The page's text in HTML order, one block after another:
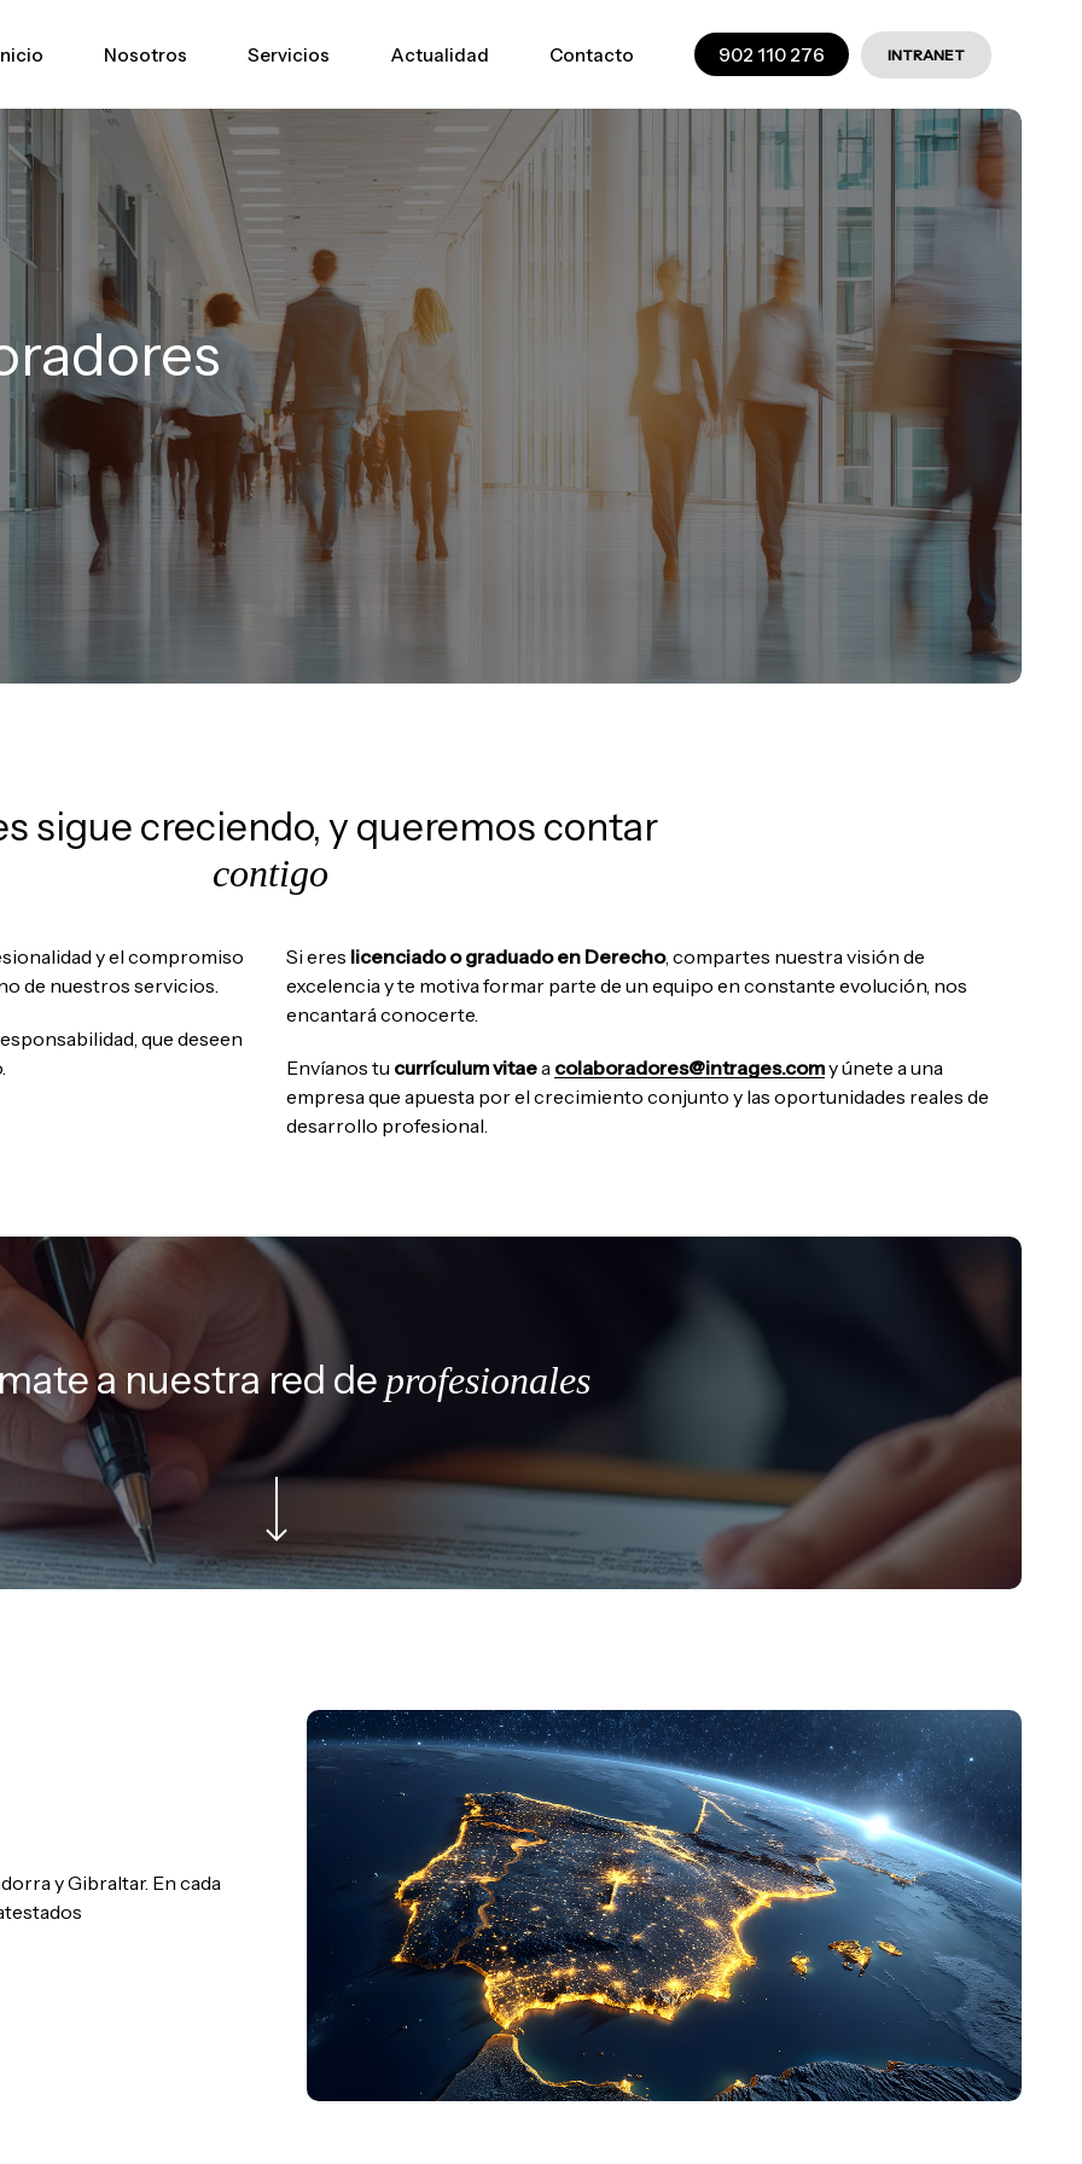
Nosotros Servicios Actualidad Contacto 902 110 276 INTRANET
sigue creciendo, y queremos contar
contigo
y el compromiso
de nuestros servicios.
que deseen
Si eres licenciado o graduado en Derecho, compartes nuestra visión de
excelencia y te motiva formar parte de un equipo en constante evolución, nos
encantará conocerte.
Envíanos tu currículum vitaea colaboradores@intrages.comy únete a una
empresa que apuesta por el crecimiento conjunto y las oportunidades reales de
desarrollo profesional.
a nuestra red de profesionales
Navigate to the next section
y Gibraltar. En cada